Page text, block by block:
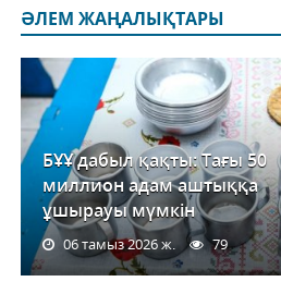
ӘЛЕМ ЖАҢАЛЫҚТАРЫ
БҰҰ дабыл қақты: Тағы 50
миллион адам аштыққа
ұшырауы мүмкін
06 тамыз 2026 ж. 79